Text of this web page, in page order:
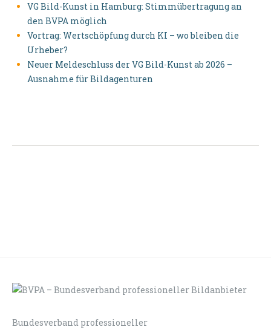
VG Bild-Kunst in Hamburg: Stimmübertragung an
den BVPA möglich
Vortrag: Wertschöpfung durch KI – wo bleiben die
Urheber?
Neuer Meldeschluss der VG Bild-Kunst ab 2026 –
Ausnahme für Bildagenturen
Bundesverband professioneller